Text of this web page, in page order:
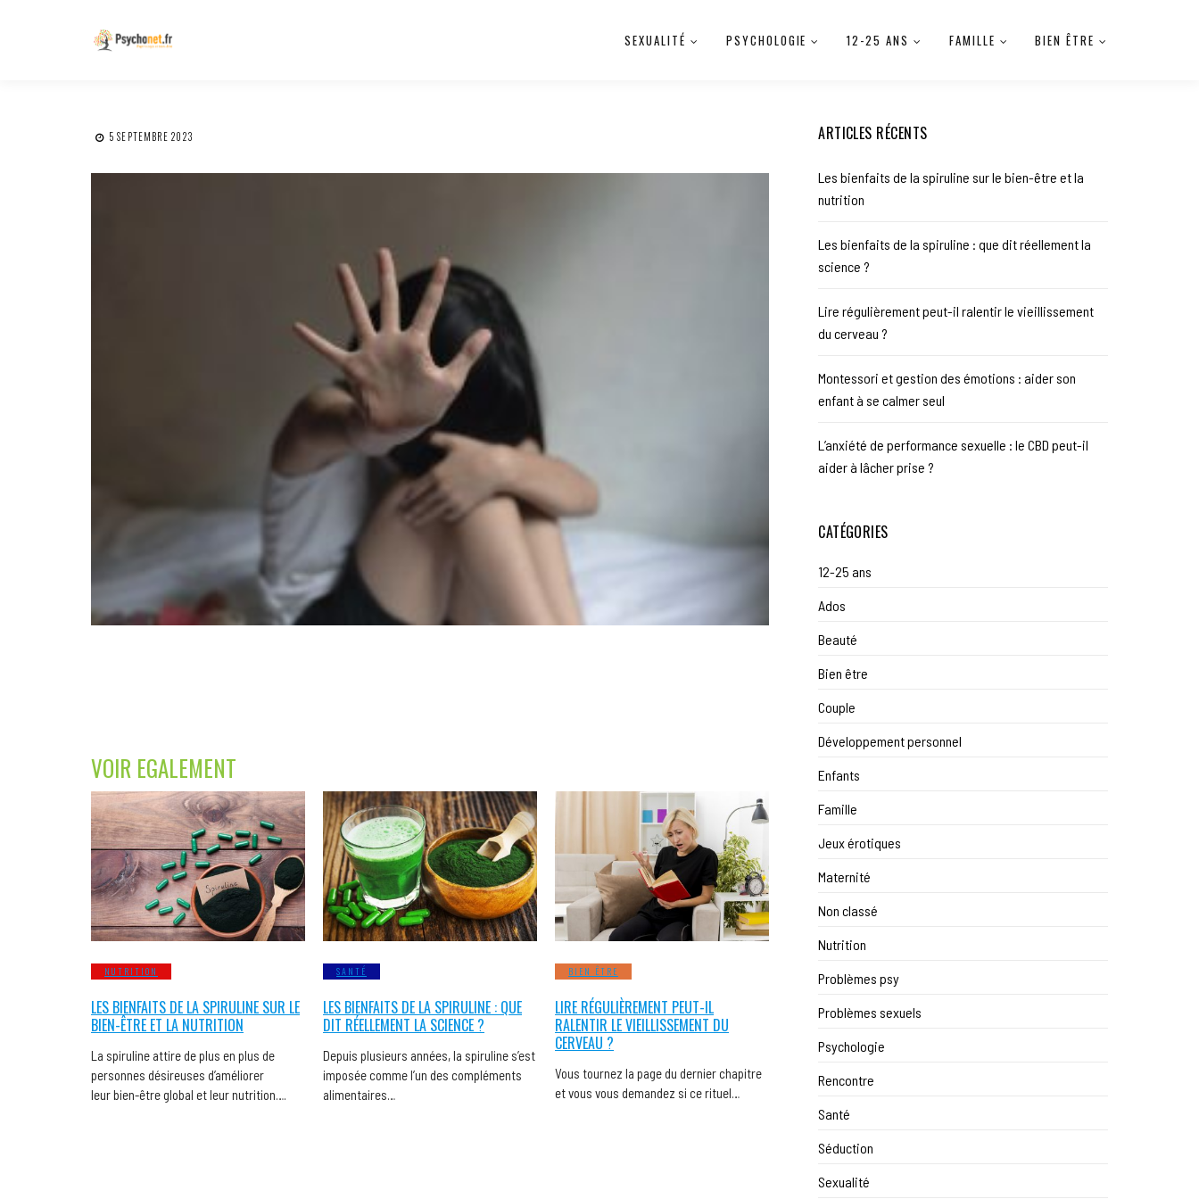
SEXUALITÉ PSYCHOLOGIE 12-25 ANS FAMILLE BIEN ÊTRE
5 SEPTEMBRE 2023
VOIR EGALEMENT
NUTRITION
LES BIENFAITS DE LA SPIRULINE SUR LE
BIEN-ÊTRE ET LA NUTRITION
La spiruline attire de plus en plus de
personnes désireuses d’améliorer
leur bien-être global et leur nutrition….
SANTÉ
LES BIENFAITS DE LA SPIRULINE : QUE
DIT RÉELLEMENT LA SCIENCE ?
Depuis plusieurs années, la spiruline s’est
imposée comme l’un des compléments
alimentaires…
BIEN ÊTRE
LIRE RÉGULIÈREMENT PEUT-IL
RALENTIR LE VIEILLISSEMENT DU
CERVEAU ?
Vous tournez la page du dernier chapitre
et vous vous demandez si ce rituel…
ARTICLES RÉCENTS
Les bienfaits de la spiruline sur le bien-être et la
nutrition
Les bienfaits de la spiruline : que dit réellement la
science ?
Lire régulièrement peut-il ralentir le vieillissement
du cerveau ?
Montessori et gestion des émotions : aider son
enfant à se calmer seul
L’anxiété de performance sexuelle : le CBD peut-il
aider à lâcher prise ?
CATÉGORIES
12-25 ans
Ados
Beauté
Bien être
Couple
Développement personnel
Enfants
Famille
Jeux érotiques
Maternité
Non classé
Nutrition
Problèmes psy
Problèmes sexuels
Psychologie
Rencontre
Santé
Séduction
Sexualité